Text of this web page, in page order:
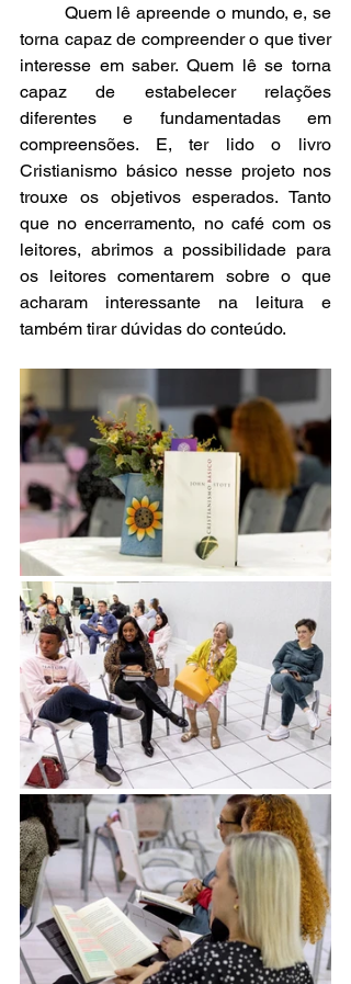
torna capaz de compreender o que tiver
interesse em saber. Quem lê se torna
capaz de estabelecer relações
diferentes e fundamentadas em
compreensões. E, ter lido o livro
Cristianismo básico nesse projeto nos
trouxe os objetivos esperados. Tanto
que no encerramento, no café com os
leitores, abrimos a possibilidade para
os leitores comentarem sobre o que
acharam interessante na leitura e
também tirar dúvidas do conteúdo.